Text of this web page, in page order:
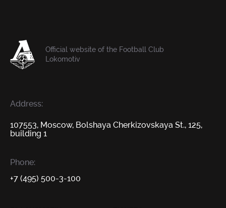
Official website of the Football Club
Lokomotiv
Address:
107553, Moscow, Bolshaya Cherkizovskaya St., 125,
building 1
Phone:
+7 (495) 500-3-100